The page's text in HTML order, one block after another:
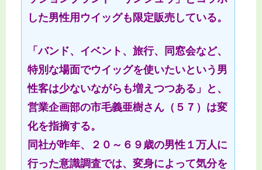
した男性用ウイッグも限定販売している。
「バンド、イベント、旅行、同窓会など、
特別な場面でウイッグを使いたいという男
性客は少ないながらも増えつつある」と、
営業企画部の市毛義亜樹さん（５７）は変
化を指摘する。
同社が昨年、２０～６９歳の男性１万人に
行った意識調査では、変身によって気分を